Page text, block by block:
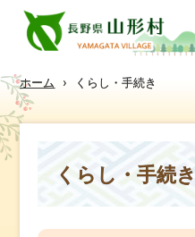
ホーム › くらし・手続き
くらし・手続き